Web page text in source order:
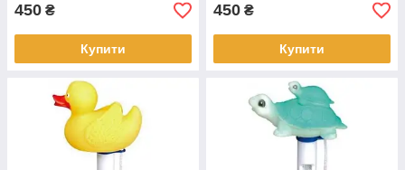
450 ₴
Купити
450 ₴
Купити